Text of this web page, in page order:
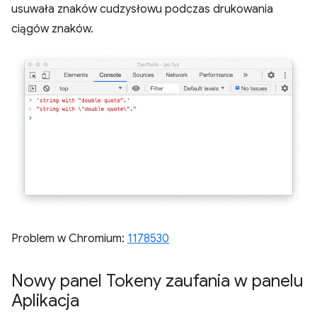
usuwała znaków cudzysłowu podczas drukowania
ciągów znaków.
Problem w Chromium: 1178530
Nowy panel Tokeny zaufania w panelu
Aplikacja